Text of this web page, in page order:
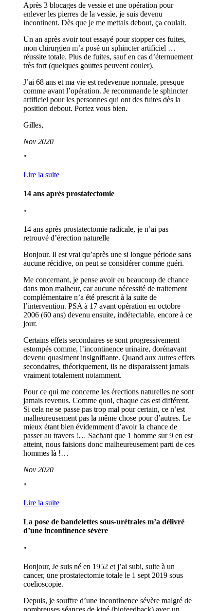
Après 3 blocages de vessie et une opération pour
enlever les pierres de la vessie, je suis devenu
incontinent. Dès que je me mettais debout, ça coulait.
Un an après avoir tout essayé pour stopper ces fuites,
mon chirurgien m’a posé un sphincter artificiel …
réussite totale. Plus de fuites, sauf en cas d’éternuement
très fort (quelques gouttes peuvent couler).
J’ai 68 ans et ma vie est redevenue normale, presque
comme avant l’opération. Je recommande le sphincter
artificiel pour les personnes qui ont des fuites dès la
position debout. Portez vous bien.
Gilles,
Nov 2020
Lire la suite
14 ans après prostatectomie
14 ans après prostatectomie radicale, je n’ai pas
retrouvé d’érection naturelle
Bonjour. Il est vrai qu’après une si longue période sans
aucune récidive, on peut se considérer comme guéri.
Me concernant, je pense avoir eu beaucoup de chance
dans mon malheur, car aucune nécessité de traitement
complémentaire n’a été prescrit à la suite de
l’intervention. PSA à 17 avant opération en octobre
2006 (60 ans) devenu ensuite, indétectable, encore à ce
jour.
Certains effets secondaires se sont progressivement
estompés comme, l’incontinence urinaire, dorénavant
devenu quasiment insignifiante. Quand aux autres effets
secondaires, théoriquement, ils ne disparaissent jamais
vraiment totalement notamment.
Pour ce qui me concerne les érections naturelles ne sont
jamais revenus. Comme quoi, chaque cas est différent.
Si cela ne se passe pas trop mal pour certain, ce n’est
malheureusement pas la même chose pour d’autres. Le
mieux étant bien évidemment d’avoir la chance de
passer au travers !… Sachant que 1 homme sur 9 en est
atteint, nous faisions donc malheureusement parti de ces
hommes là !…
Nov 2020
Lire la suite
La pose de bandelettes sous-urétrales m’a délivré
d’une incontinence sévère
Bonjour, Je suis né en 1952 et j’ai subi, suite à un
cancer, une prostatectomie totale le 1 sept 2019 sous
coelioscopie.
Depuis, je souffre d’une incontinence sévère malgré de
nombreuses séances de kiné (biofeedback) avec un